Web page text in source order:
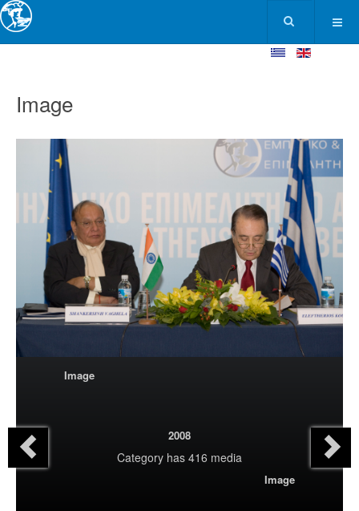
Image
Image
2008
Category has 416 media
Image